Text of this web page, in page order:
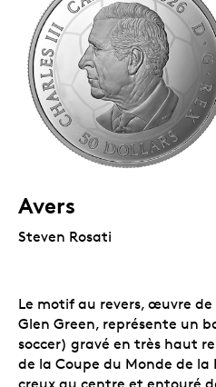
Avers
Steven Rosati
Le motif au revers, œuvre
Glen Green, représente un
soccer) gravé en très haut
de la Coupe du Monde de la